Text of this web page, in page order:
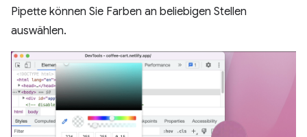
Pipette können Sie Farben an beliebigen Stellen
auswählen.